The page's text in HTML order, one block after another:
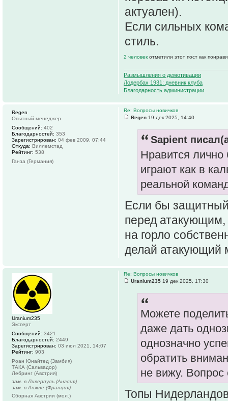
актуален).
Если сильных
стиль.
2 человек отметили этот пост как
Размышления о демотивации
Лодербах 1931: дневник клуба
Благодарность администрации
Re: Вопросы новичков
Regen 19 дек 2025, 14:40
Sapient
Нравится лично
играют как в
реальной
Если бы
перед атакующим,
на горло
делай атакующий
Regen
Опытный менеджер
Сообщений: 402
Благодарностей: 353
Зарегистрирован: 04 фев 2009, 07:44
Откуда: Виллемстад
Рейтинг: 538
Ганза (Германия)
Re: Вопросы новичков
Uranium235 19 дек 2025, 17:30
Можете
даже дать
однозначно
обратить
не вижу. Вопрос
Топы
Uranium235
Эксперт
Сообщений: 3421
Благодарностей: 2449
Зарегистрирован: 03 июл 2021, 14:07
Рейтинг: 903
Роан Юнайтед (Замбия)
ТАКА (Сальвадор)
Лебринг (Австрия)
зам. в Ливерпуль (Англия)
зам. в Анжле (Франция)
Сборная Австрии (мол.)